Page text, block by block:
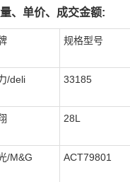
、单价、成交金额:
规格型号
/deli 33185
28L
/M&G ACT79801